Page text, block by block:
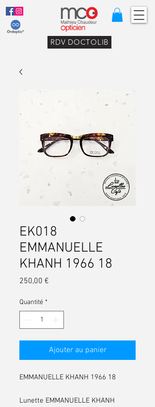
RDV DOCTOLIB
EK018
EMMANUELLE
KHANH 1966 18
250,00 €
Quantité *
Ajouter au panier
EMMANUELLE KHANH 1966 18
Lunette EMMANUELLE KHANH